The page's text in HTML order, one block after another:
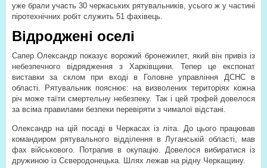
уже брали участь 30 черкаських рятувальників, усього ж у частині
піротехнічних робіт служить 51 фахівець.
Відроджені оселі
Сапер Олександр показує ворожий бронежилет, який він привіз із
небезпечного відрядження з Харківщини. Тепер це експонат
виставки за склом при вході в Головне управління ДСНС в
області. Рятувальник пояснює: на визволених територіях кожна
річ може таїти смертельну небезпеку. Так і цей трофей довелося
за всіма правилами безпеки перевіряти з чималої відстані.
Олександр на цій посаді в Черкасах із літа. До цього працював
командиром рятувального відділення в Луганській області, мав
фах військового. Потрапив в окупацію. Довелося вибиратися із
дружиною із Сєверодонецька. Шлях лежав на рідну Черкащину.